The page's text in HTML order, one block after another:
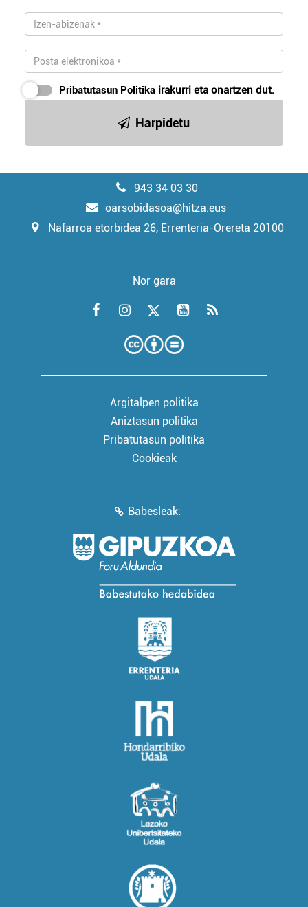
Pribatutasun Politika irakurri eta onartzen dut.
Harpidetu
943 34 03 30
oarsobidasoa@hitza.eus
Nafarroa etorbidea 26, Errenteria-Orereta 20100
Nor gara
Argitalpen politika
Aniztasun politika
Pribatutasun politika
Cookieak
Babesleak: